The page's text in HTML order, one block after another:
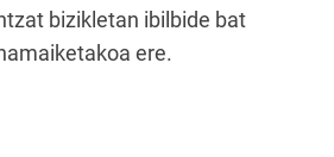
bizikletan ibilbide bat
ere.